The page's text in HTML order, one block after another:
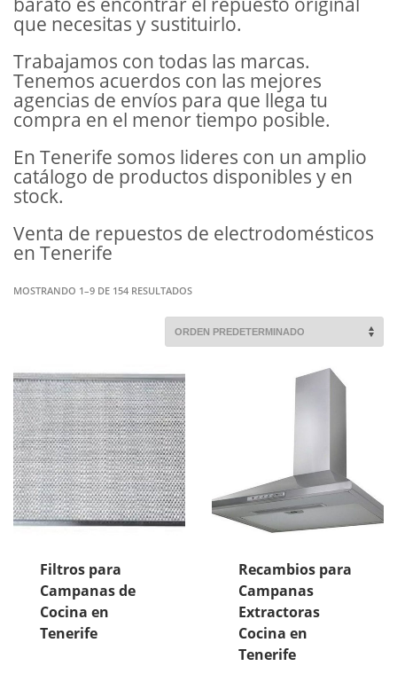
que necesitas y sustituirlo.
Trabajamos con todas las marcas.
Tenemos acuerdos con las mejores
agencias de envíos para que llega tu
compra en el menor tiempo posible.
En Tenerife somos lideres con un amplio
catálogo de productos disponibles y en
stock.
Venta de repuestos de electrodomésticos
en Tenerife
MOSTRANDO 1–9 DE 154 RESULTADOS
Filtros para
Campanas de
Cocina en
Tenerife
Recambios para
Campanas
Extractoras
Cocina en
Tenerife